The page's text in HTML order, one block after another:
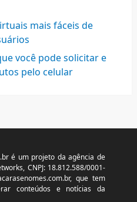
mais fáceis de
você pode solicitar e
pelo celular
é um projeto da agência de
CNPJ: 18.812.588/0001-
, que tem
conteúdos e notícias da